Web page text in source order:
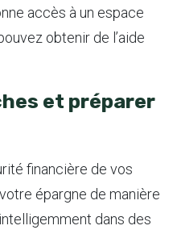
accès à un espace
obtenir de l’aide
et préparer
épargne de manière
dans des